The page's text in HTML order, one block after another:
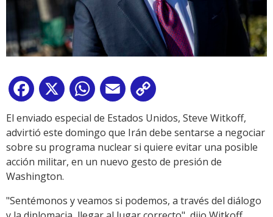
Facebook
X WhatsApp
Email
Link
El enviado especial de Estados Unidos, Steve Witkoff,
advirtió este domingo que Irán debe sentarse a negociar
sobre su programa nuclear si quiere evitar una posible
acción militar, en un nuevo gesto de presión de
Washington.
"Sentémonos y veamos si podemos, a través del diálogo